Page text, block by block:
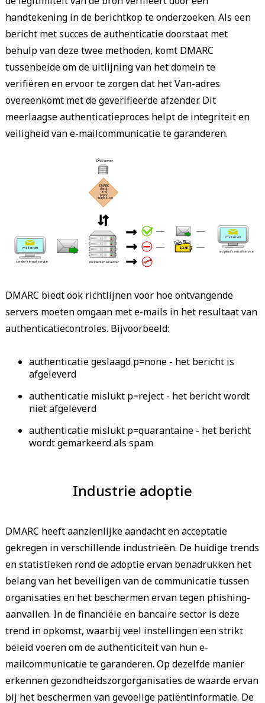
handtekening in de berichtkop te onderzoeken. Als een
bericht met succes de authenticatie doorstaat met
behulp van deze twee methoden, komt DMARC
tussenbeide om de uitlijning van het domein te
verifiëren en ervoor te zorgen dat het Van-adres
overeenkomt met de geverifieerde afzender. Dit
meerlaagse authenticatieproces helpt de integriteit en
veiligheid van e-mailcommunicatie te garanderen.
mail service
mail service
-------
-------
-------
-------
rejected
spam
DMARK
check
and
policy
application
sender's email service
DNS server
recipient mail server
recipient's email service
DMARC biedt ook richtlijnen voor hoe ontvangende
servers moeten omgaan met e-mails in het resultaat van
authenticatiecontroles. Bijvoorbeeld:
authenticatie geslaagd p=none - het bericht is
afgeleverd
authenticatie mislukt p=reject - het bericht wordt
niet afgeleverd
authenticatie mislukt p=quarantaine - het bericht
wordt gemarkeerd als spam
Industrie adoptie
DMARC heeft aanzienlijke aandacht en acceptatie
gekregen in verschillende industrieën. De huidige trends
en statistieken rond de adoptie ervan benadrukken het
belang van het beveiligen van de communicatie tussen
organisaties en het beschermen ervan tegen phishing-
aanvallen. In de financiële en bancaire sector is deze
trend in opkomst, waarbij veel instellingen een strikt
beleid voeren om de authenticiteit van hun e-
mailcommunicatie te garanderen. Op dezelfde manier
erkennen gezondheidszorgorganisaties de waarde ervan
bij het beschermen van gevoelige patiëntinformatie. De